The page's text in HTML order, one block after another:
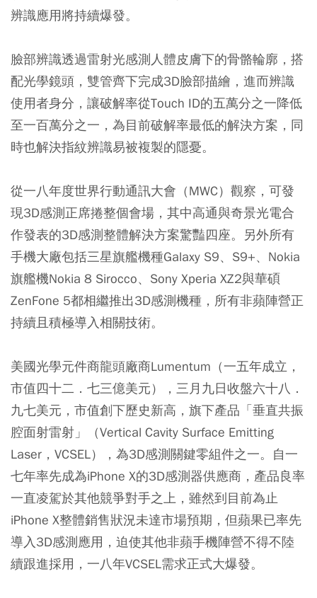
辨識應用將持續爆發。
臉部辨識透過雷射光感測人體皮膚下的骨骼輪廓，搭
配光學鏡頭，雙管齊下完成3D臉部描繪，進而辨識
使用者身分，讓破解率從Touch ID的五萬分之一降低
至一百萬分之一，為目前破解率最低的解決方案，同
時也解決指紋辨識易被複製的隱憂。
從一八年度世界行動通訊大會（MWC）觀察，可發
現3D感測正席捲整個會場，其中高通與奇景光電合
作發表的3D感測整體解決方案驚豔四座。另外所有
手機大廠包括三星旗艦機種Galaxy S9、S9+、Nokia
旗艦機Nokia 8 Sirocco、Sony Xperia XZ2與華碩
ZenFone 5都相繼推出3D感測機種，所有非蘋陣營正
持續且積極導入相關技術。
美國光學元件商龍頭廠商Lumentum（一五年成立，
市值四十二．七三億美元），三月九日收盤六十八．
九七美元，市值創下歷史新高，旗下產品「垂直共振
腔面射雷射」（Vertical Cavity Surface Emitting
Laser，VCSEL），為3D感測關鍵零組件之一。自一
七年率先成為iPhone X的3D感測器供應商，產品良率
一直凌駕於其他競爭對手之上，雖然到目前為止
iPhone X整體銷售狀況未達市場預期，但蘋果已率先
導入3D感測應用，迫使其他非蘋手機陣營不得不陸
續跟進採用，一八年VCSEL需求正式大爆發。